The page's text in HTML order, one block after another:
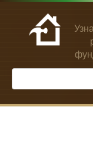
Перейти
контенту
Поиск: